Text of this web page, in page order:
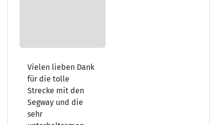
Vielen lieben Dank
für die tolle
Strecke mit den
Segway und die
sehr